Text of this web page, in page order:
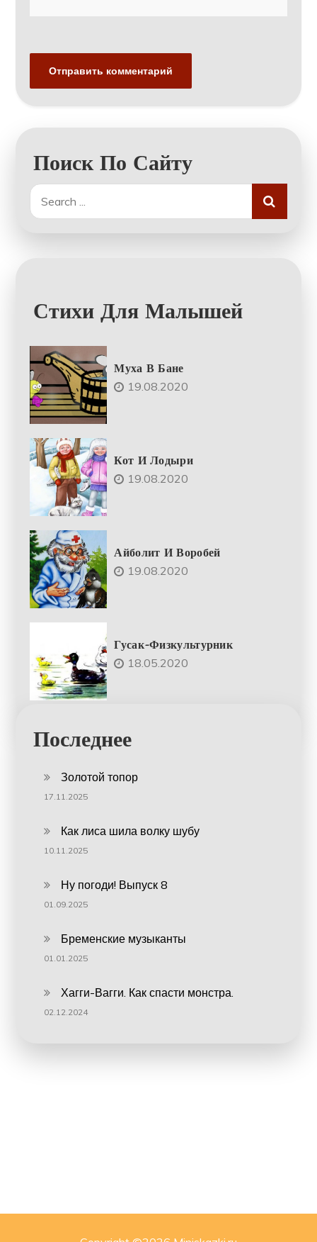
Поиск По Сайту
Search
for:
Стихи Для Малышей
Муха В Бане
19.08.2020
Кот И Лодыри
19.08.2020
Айболит И Воробей
19.08.2020
Гусак-Физкультурник
18.05.2020
Последнее
Золотой топор
17.11.2025
Как лиса шила волку шубу
10.11.2025
Ну погоди! Выпуск 8
01.09.2025
Бременские музыканты
01.01.2025
Хагги-Вагги. Как спасти монстра.
02.12.2024